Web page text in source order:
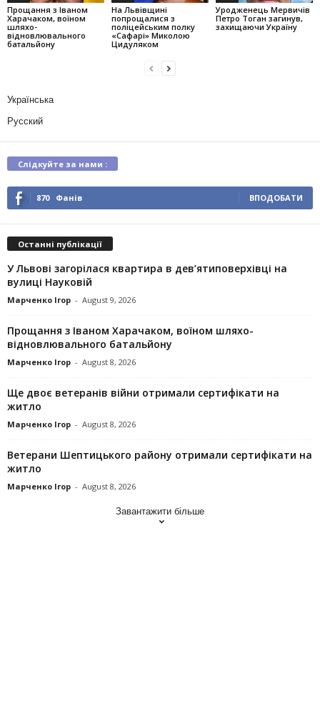
Прощання з Іваном
Харачаком, воїном
шляхо-
відновлювального
батальйону
На Львівщині
попрощалися з
поліцейським полку
«Сафарі» Миколою
Цидуляком
Уродженець Мервичів
Петро Тоган загинув,
захищаючи Україну
Українська
Русский
Слідкуйте за нами :
870 Фанів ВПОДОБАТИ
Останні публікації
У Львові загорілася квартира в дев’ятиповерхівці на
вулиці Науковій
Марченко Ігор - August 9, 2026
Прощання з Іваном Харачаком, воїном шляхо-
відновлювального батальйону
Марченко Ігор - August 8, 2026
Ще двоє ветеранів війни отримали сертифікати на
житло
Марченко Ігор - August 8, 2026
Ветерани Шептицького району отримали сертифікати на
житло
Марченко Ігор - August 8, 2026
Завантажити більше